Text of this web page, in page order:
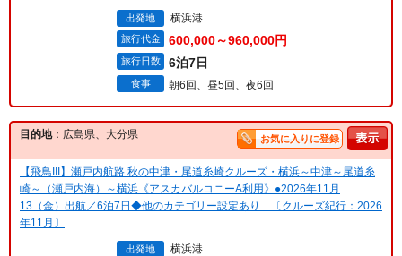
出発地 横浜港
旅行代金 600,000～960,000円
旅行日数 6泊7日
食事 朝6回、昼5回、夜6回
目的地：広島県、大分県 お気に入りに登録
【飛鳥III】瀬戸内航路 秋の中津・尾道糸崎クルーズ・横浜～中津～尾道糸
崎～（瀬戸内海）～横浜《アスカバルコニーA利用》●2026年11月
13（金）出航／6泊7日◆他のカテゴリー設定あり 〔クルーズ紀行：2026
年11月〕
出発地 横浜港